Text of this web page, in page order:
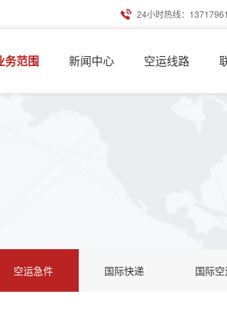
24小时热线：
务范围 新闻中心 空运线路
空运急件 国际快递 国际